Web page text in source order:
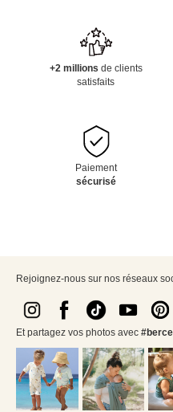
+2 millions de clients
satisfaits
Paiement
sécurisé
Rejoignez-nous sur nos réseaux
Et partagez vos photos avec